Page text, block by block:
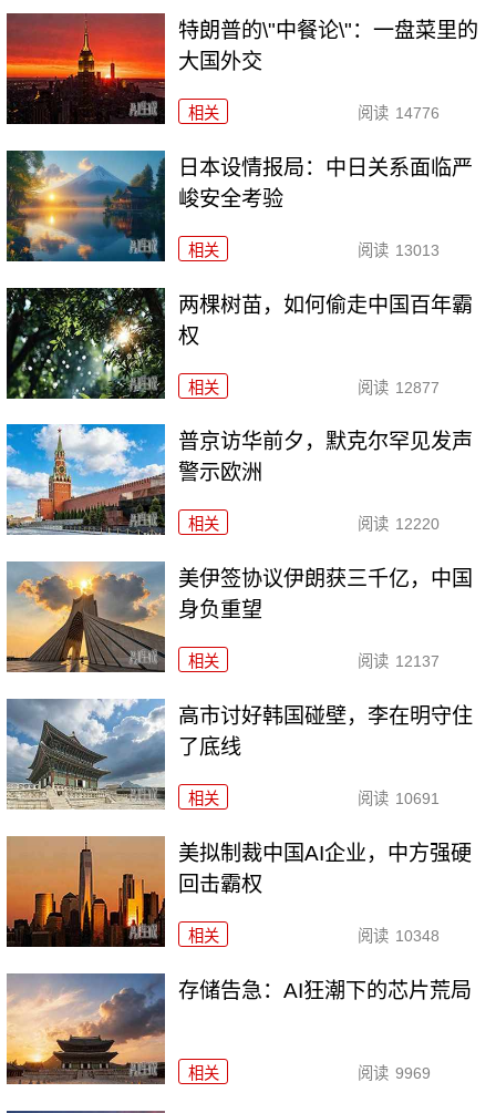
特朗普的\"中餐论\"：一盘菜里的
大国外交
相关 阅读 14776
日本设情报局：中日关系面临严
峻安全考验
相关 阅读 13013
两棵树苗，如何偷走中国百年霸
权
相关 阅读 12877
普京访华前夕，默克尔罕见发声
警示欧洲
相关 阅读 12220
美伊签协议伊朗获三千亿，中国
身负重望
相关 阅读 12137
高市讨好韩国碰壁，李在明守住
了底线
相关 阅读 10691
美拟制裁中国AI企业，中方强硬
回击霸权
相关 阅读 10348
存储告急：AI狂潮下的芯片荒局
相关 阅读 9969